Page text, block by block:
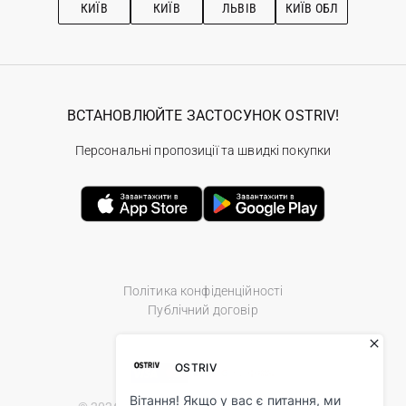
КИЇВ КИЇВ ЛЬВІВ КИЇВ ОБЛ
Політика конфіденційності
Публічний договір
ВСТАНОВЛЮЙТЕ ЗАСТОСУНОК OSTRIV!
Персональні пропозиції та швидкі покупки